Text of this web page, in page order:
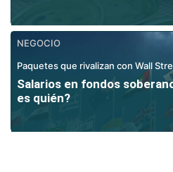
NEGOCIO
Paquetes que rivalizan con Wall
Salarios en fondos
es quién?